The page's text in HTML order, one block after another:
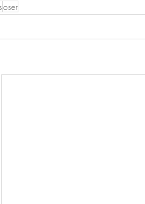
oser